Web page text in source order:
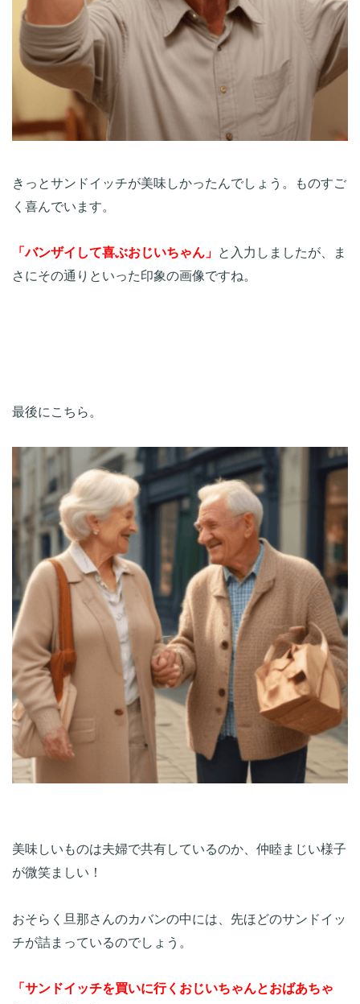
きっとサンドイッチが美味しかったんでしょう。ものすご
く喜んでいます。
「バンザイして喜ぶおじいちゃん」 と入力しましたが、ま
さにその通りといった印象の画像ですね。
最後にこちら。
美味しいものは夫婦で共有しているのか、仲睦まじい様子
が微笑ましい！
おそらく旦那さんのカバンの中には、先ほどのサンドイッ
チが詰まっているのでしょう。
「サンドイッチを買いに行くおじいちゃんとおばあちゃ